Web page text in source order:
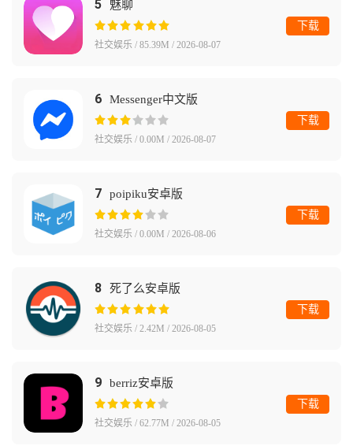
5 魅聊
社交娱乐 / 85.39M / 2026-08-07
下载
6 Messenger中文版
社交娱乐 / 0.00M / 2026-08-07
下载
7 poipiku安卓版
社交娱乐 / 0.00M / 2026-08-06
下载
8 死了么安卓版
社交娱乐 / 2.42M / 2026-08-05
下载
9 berriz安卓版
社交娱乐 / 62.77M / 2026-08-05
下载